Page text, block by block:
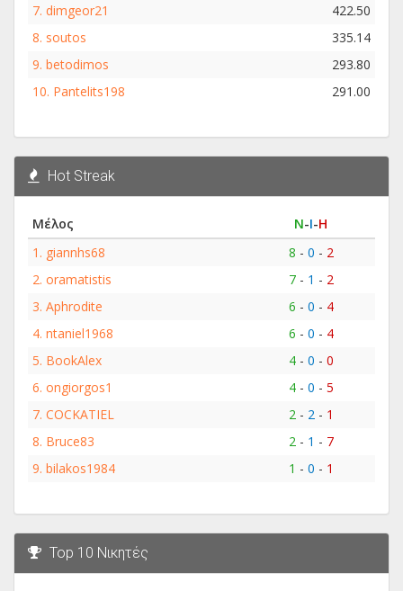
7. dimgeor21
422.50
8. soutos
335.14
9. betodimos
293.80
10. Pantelits198 291.00
Hot Streak
Μέλος Ν-Ι-Η
1. giannhs68 8 - 0 - 2
2. oramatistis 7- 1 - 2
3. Aphrodite 6 - 0 - 4
4. ntaniel1968 6 - 0 - 4
5. BookAlex 4- 0 - 0
6. ongiorgos1 4- 0 - 5
7. COCKATIEL 2 - 2 - 1
8. Bruce83 2 - 1 - 7
9. bilakos1984 1 - 0 - 1
Top 10 Νικητές